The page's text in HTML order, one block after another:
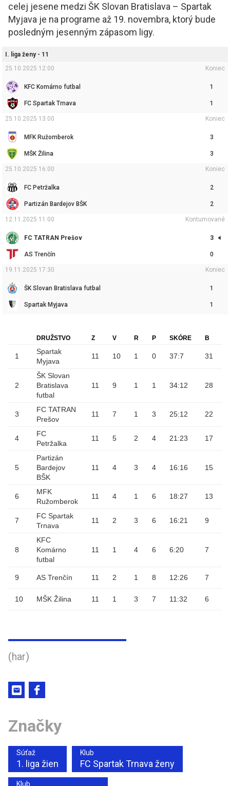
celej jesene medzi ŠK Slovan Bratislava – Spartak
Myjava je na programe až 19. novembra, ktorý bude
posledným jesenným zápasom ligy.
I. liga ženy - 11
25.10.2025 12:00
Koniec
KFC Komárno futbal 1
FC Spartak Trnava 1
25.10.2025 13:00 Koniec
MFK Ružomberok 3
MŠK Žilina 3
25.10.2025 16:00 Koniec
FC Petržalka 2
Partizán Bardejov BŠK 2
12.11.2025 11:00 Kontumované
FC TATRAN Prešov 3
AS Trenčín 0
19.11.2025 17:30 Koniec
ŠK Slovan Bratislava futbal 1
Spartak Myjava 1
DRUŽSTVO Z V R P SKÓRE B
1
Spartak
Myjava
11 10 1 0 37:7 31
2
ŠK Slovan
Bratislava
futbal
11 9 1 1 34:12 28
3
FC TATRAN
Prešov
11 7 1 3 25:12 22
4
FC
Petržalka
11 5 2 4 21 :23 17
5
Partizán
Bardejov
BŠK
11 4 3 4 16:16 15
6
MFK
Ružomberok
11 4 1 6 18:27 13
7
FC Spartak
Trnava
11 2 3 6 16:21 9
8
KFC
Komárno
futbal
11 1 4 6 6:20 7
9 AS Trenčín 11 2 1 8 12:26 7
10 MŠK Žilina 11 1 3 7 11 :32 6
(har)
Značky
Súťaž
1. liga žien
Klub
FC Spartak Trnava ženy
Klub